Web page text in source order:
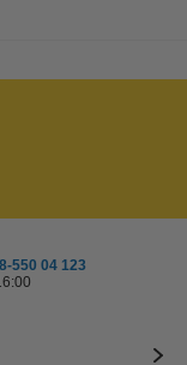
550 04 123